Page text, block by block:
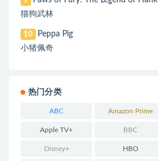
猫狗武林
10
Peppa Pig
小猪佩奇
热门分类
ABC Amazon Prime
Apple TV+ BBC
Disney+ HBO